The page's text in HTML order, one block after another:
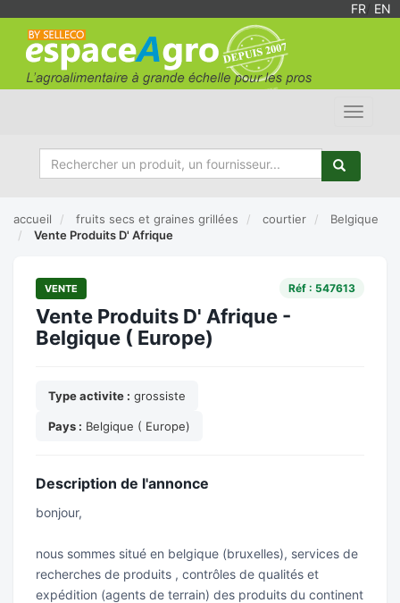
FR EN
Toggle
accueil fruits secs et graines grillées courtier
Belgique
Vente Produits D' Afrique
VENTE Réf : 547613
Vente Produits D' Afrique -
Belgique ( Europe)
Type activite : grossiste
Pays : Belgique ( Europe)
Description de l'annonce
bonjour,
nous sommes situé en belgique (bruxelles), services de
recherches de produits , contrôles de qualités et
expédition (agents de terrain) des produits du continent